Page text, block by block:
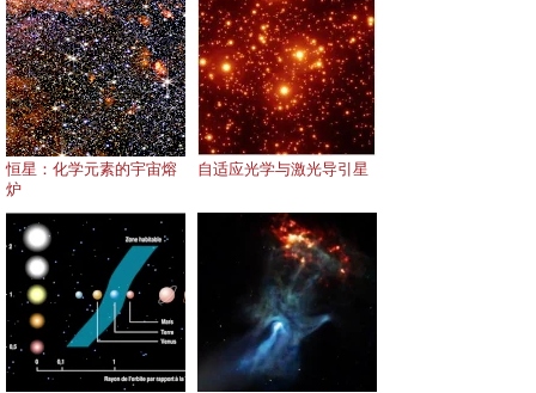
恒星：化学元素的宇宙熔
炉
自适应光学与激光导引星